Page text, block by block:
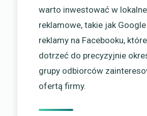
warto inwestować w
reklamowe, takie jak
reklamy na Facebooku,
dotrzeć do precyzyjnie
grupy odbiorców
ofertą firmy.